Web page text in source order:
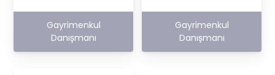
Gayrimenkul
Danışmanı
Gayrimenkul
Danışmanı